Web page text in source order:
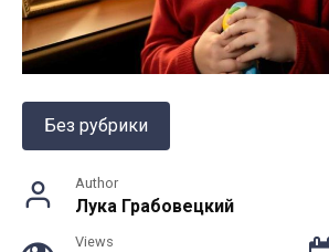
Без рубрики
Author
Лука Грабовецкий
Views